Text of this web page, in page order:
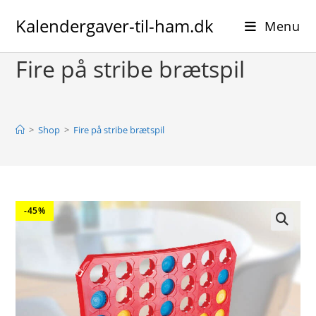
Kalendergaver-til-ham.dk Menu
Fire på stribe brætspil
> Shop > Fire på stribe brætspil
-45%